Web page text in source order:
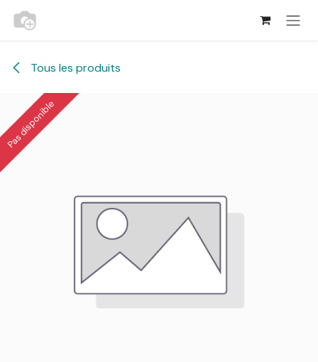
Se rendre au contenu
Tous les produits
Pas disponible